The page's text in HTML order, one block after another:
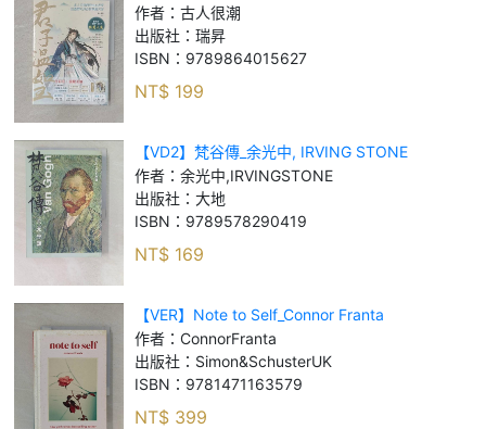
李白、蘇軾、韓信……書寫歷史上文人武將的曲折
人生，走入美男們的內心世界，陪他們吟詩作對執
劍
作者： 古人很潮
出版社： 瑞昇
ISBN： 9789864015627
NT$ 199
【VD2】梵谷傳_余光中, IRVING STONE
作者： 余光中,IRVINGSTONE
出版社： 大地
ISBN： 9789578290419
NT$ 169
【VER】Note to Self_Connor Franta
作者： ConnorFranta
出版社： Simon&SchusterUK
ISBN： 9781471163579
NT$ 399